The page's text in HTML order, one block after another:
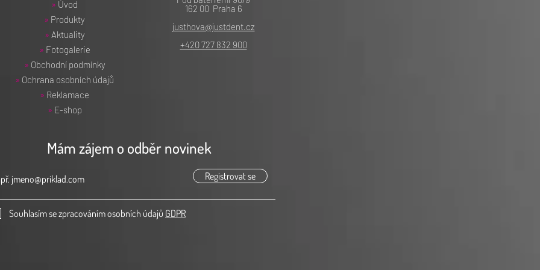
0 byla vyvinuta pro bělené zuby
barevnou řadu VITA (intenzita 5 až
V. třídy nebo dentinové mamelony.
barevný tón a podobnou opacitu a
systémy výrazně zjednodušuje
» Úvod
» Produkty
» Aktuality
» Fotogalerie
» Obchodní podmínky
» Ochrana osobních údajů
» Reklamace
» E-shop
162 00 Praha 6
justhova@justdent.cz
+420 727 832 900
Mám zájem o odběr novinek
Registrovat se
Souhlasím se zpracováním osobních údajů GDPR